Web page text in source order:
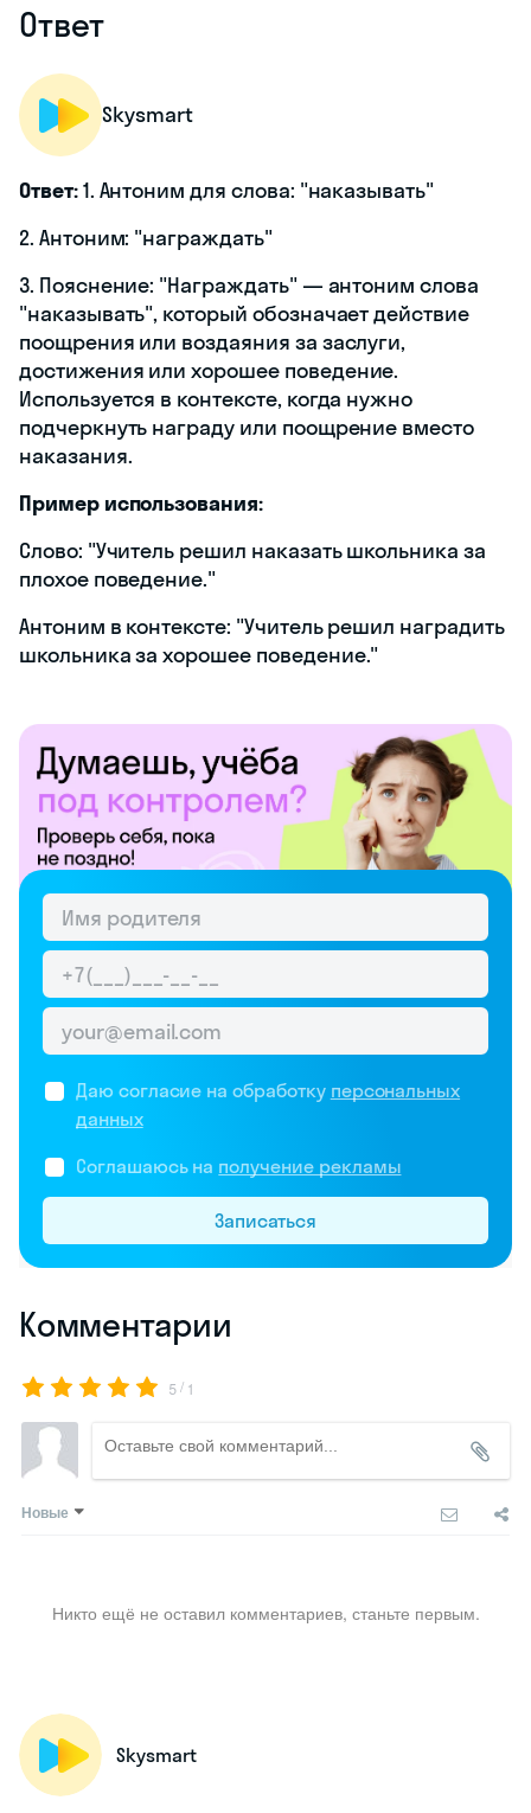
Ответ
Skysmart
Ответ:1. Антоним для слова: "наказывать"
2. Антоним: "награждать"
3. Пояснение: "Награждать" — антоним слова
"наказывать", который обозначает действие
поощрения или воздаяния за заслуги,
достижения или хорошее поведение.
Используется в контексте, когда нужно
подчеркнуть награду или поощрение вместо
наказания.
Пример использования:
Слово: "Учитель решил наказать школьника за
плохое поведение."
Антоним в контексте: "Учитель решил наградить
школьника за хорошее поведение."
Даю согласие на обработку персональных
данных
Соглашаюсь на получение рекламы
Записаться
Комментарии
5/ 1
Новые
Никто ещё не оставил комментариев, станьте первым.
Skysmart